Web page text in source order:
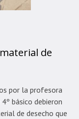
de
por la profesora
básico debieron
de desecho que